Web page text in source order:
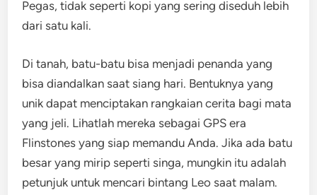
Pegas, tidak seperti kopi yang sering diseduh lebih
dari satu kali.
Di tanah, batu-batu bisa menjadi penanda yang
bisa diandalkan saat siang hari. Bentuknya yang
unik dapat menciptakan rangkaian cerita bagi mata
yang jeli. Lihatlah mereka sebagai GPS era
Flinstones yang siap memandu Anda. Jika ada batu
besar yang mirip seperti singa, mungkin itu adalah
petunjuk untuk mencari bintang Leo saat malam.